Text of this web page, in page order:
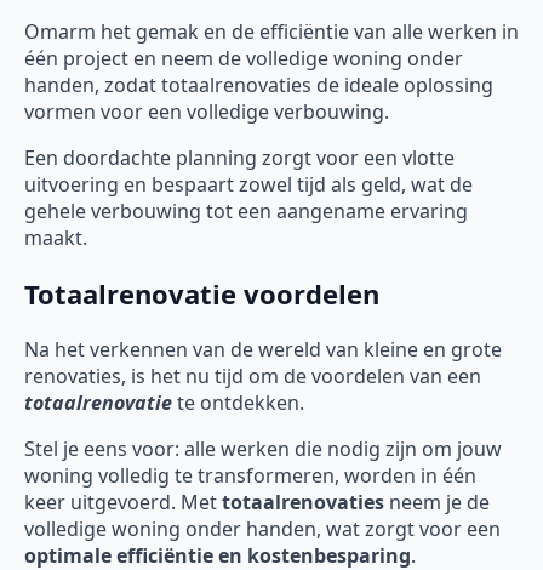
Omarm het gemak en de efficiëntie van alle werken in
één project en neem de volledige woning onder
handen, zodat totaalrenovaties de ideale oplossing
vormen voor een volledige verbouwing.
Een doordachte planning zorgt voor een vlotte
uitvoering en bespaart zowel tijd als geld, wat de
gehele verbouwing tot een aangename ervaring
maakt.
Totaalrenovatie voordelen
Na het verkennen van de wereld van kleine en grote
renovaties, is het nu tijd om de voordelen van een
totaalrenovatiete ontdekken.
Stel je eens voor: alle werken die nodig zijn om jouw
woning volledig te transformeren, worden in één
keer uitgevoerd. Mettotaalrenovaties neem je de
volledige woning onder handen, wat zorgt voor een
optimale efficiëntie en kostenbesparing.